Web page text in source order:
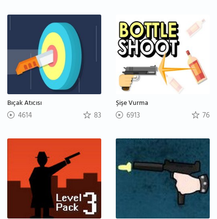
Bıçak Atıcısı
4614 83
Şişe Vurma
6913 76